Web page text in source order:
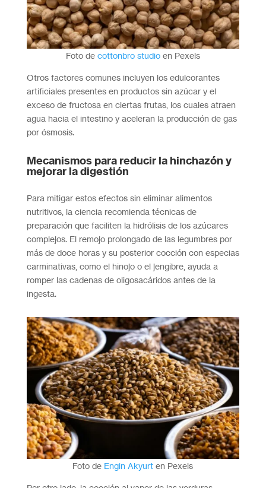
Foto de cottonbro studioen Pexels
Otros factores comunes incluyen los edulcorantes
artificiales presentes en productos sin azúcar y el
exceso de fructosa en ciertas frutas, los cuales atraen
agua hacia el intestino y aceleran la producción de gas
por ósmosis.
Mecanismos para reducir la hinchazón y
mejorar la digestión
Para mitigar estos efectos sin eliminar alimentos
nutritivos, la ciencia recomienda técnicas de
preparación que faciliten la hidrólisis de los azúcares
complejos. El remojo prolongado de las legumbres por
más de doce horas y su posterior cocción con especias
carminativas, como el hinojo o el jengibre, ayuda a
romper las cadenas de oligosacáridos antes de la
ingesta.
Foto de Engin Akyurt en Pexels